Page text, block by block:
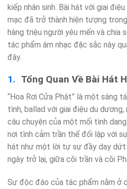
kiếp nhân sinh. Bài hát với giai
mạc đã trở thành hiện tượng
hàng triệu người yêu mến và chia
tác phẩm âm nhạc đặc sắc này
đây.
Tổng Quan Về Bài Hát
“Hoa Rơi Cửa Phật” là một sáng
tình, ballad với giai điệu du dương,
câu chuyện của một mối tình
nơi tình cảm trần thế đối lập với
hát như một lời tự sự đầy day dứt
ngày trở lại, giữa cõi trần và cõi
Sự độc đáo của tác phẩm nằm ở